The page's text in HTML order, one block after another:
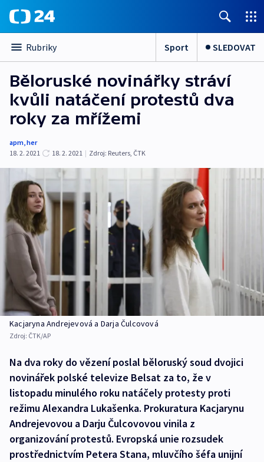
Rubriky Sport SLEDOVAT
Běloruské novinářky stráví
kvůli natáčení protestů dva
roky za mřížemi
apm,her
18. 2. 2021
18. 2. 2021 | Zdroj: Reuters, ČTK
Kacjaryna Andrejevová a Darja Čulcovová
Zdroj: ČTK/AP
Na dva roky do vězení poslal běloruský soud dvojici
novinářek polské televize Belsat za to, že v
listopadu minulého roku natáčely protesty proti
režimu Alexandra Lukašenka. Prokuratura Kacjarynu
Andrejevovou a Darju Čulcovovou vinila z
organizování protestů. Evropská unie rozsudek
prostřednictvím Petera Stana, mluvčího šéfa unijní